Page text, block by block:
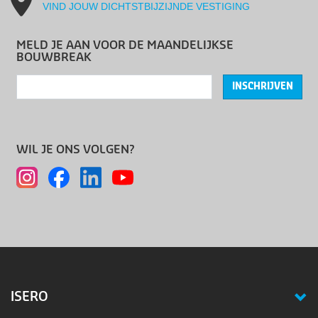
VIND JOUW DICHTSTBIJZIJNDE VESTIGING
MELD JE AAN VOOR DE MAANDELIJKSE
BOUWBREAK
INSCHRIJVEN
WIL JE ONS VOLGEN?
ISERO